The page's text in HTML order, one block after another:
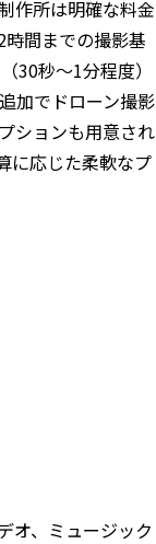
作所は明確な料金
間までの撮影基
30秒〜1分程度）
加でドローン撮影
ションも用意され
に応じた柔軟なプ
オ、ミュージック